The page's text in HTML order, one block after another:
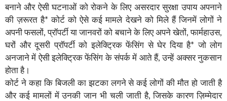
बनाने और ऐसी घटनाओं को रोकने के लिए असरदार सुरक्षा उपाय अपनाने
की ज़रूरत है* कोर्ट को ऐसे कई मामले देखने को मिले हैं जिनमें लोगों ने
अपनी फसलों, प्रॉपर्टी या जानवरों को बचाने के लिए अपने खेतों, फार्महाउस,
घरों और दूसरी प्रॉपर्टी को इलेक्ट्रिक फेंसिंग से घेर दिया है* जो लोग
अनजाने में ऐसी इलेक्ट्रिक फेंसिंग के संपर्क में आते हैं, उन्हें अक्सर नुकसान
होता है।
कोर्ट ने कहा कि बिजली का झटका लगने से कई लोगों की मौत हो जाती है
और कई मामलों में उनकी जान भी चली जाती है, जिसके कारण ज़िम्मेदार